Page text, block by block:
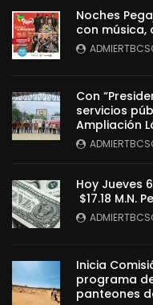
Noches
con música,
Con
servicios
Ampliación
Hoy Jueves
$17.18 M.N.
Inicia
programa
panteones